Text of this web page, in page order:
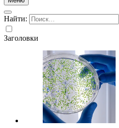
Найти:
Заголовки